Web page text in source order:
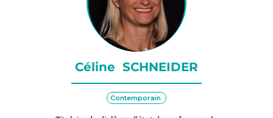
Céline SCHNEIDER
Contemporain